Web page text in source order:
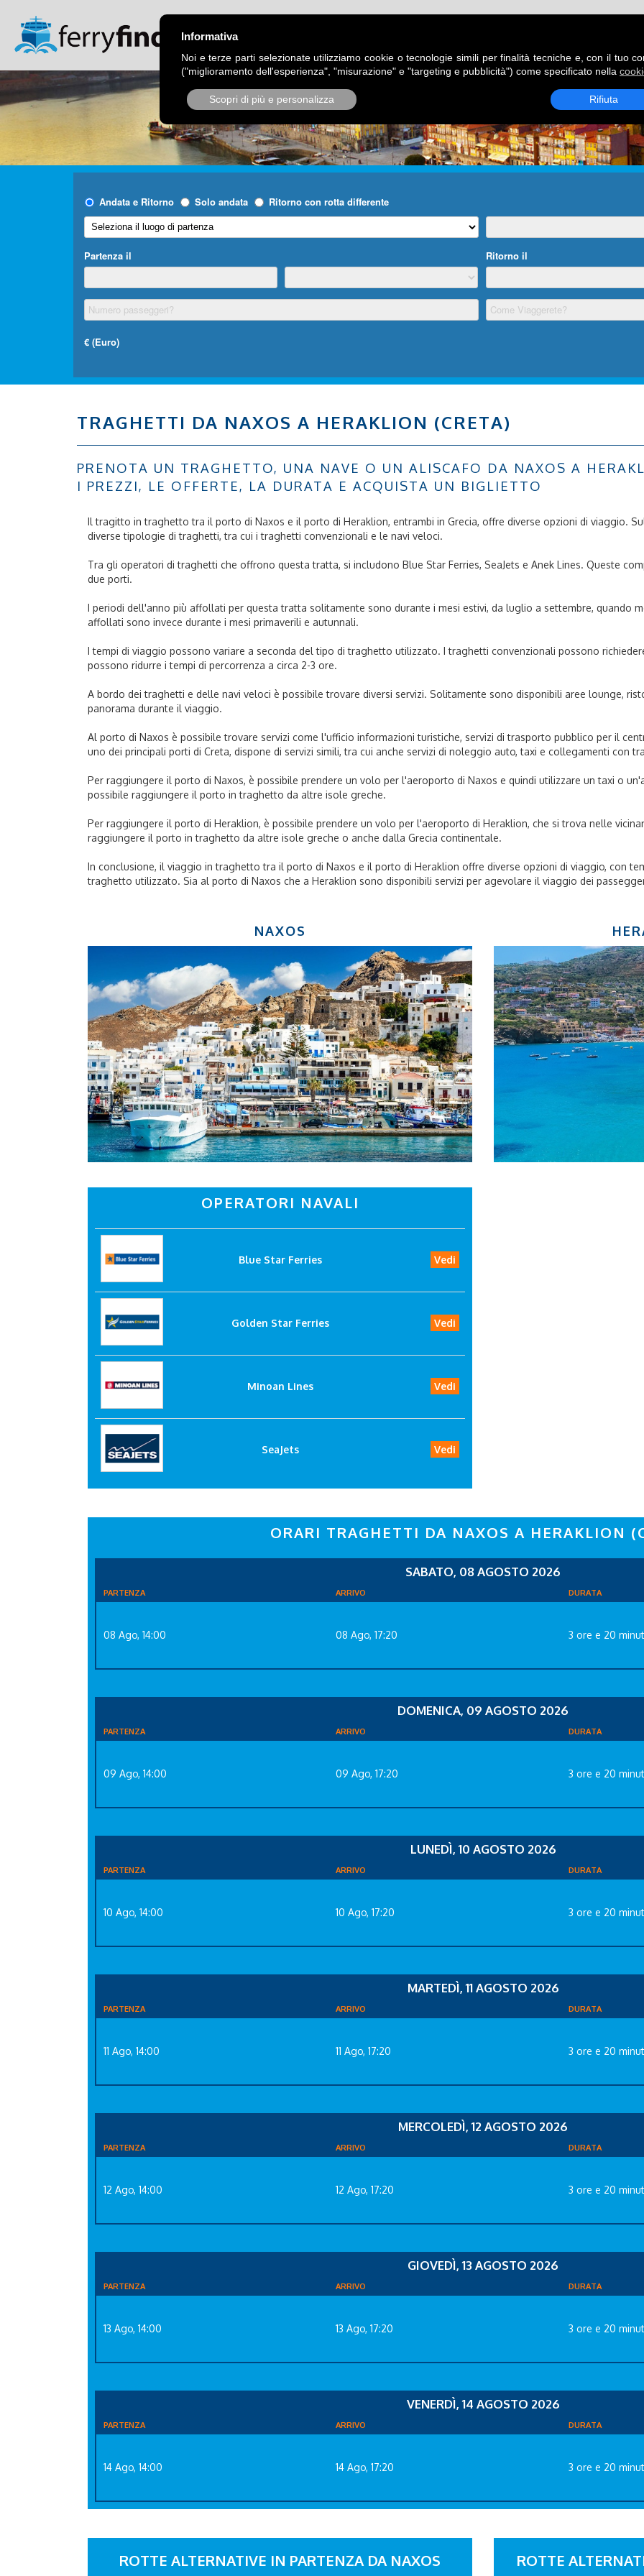
CHI SIAMO
TRAGHETTI DA NAXOS A HERAKLION (CRETA)
PRENOTA UN TRAGHETTO, UNA NAVE O UN ALISCAFO DA NAXOS A
I PREZZI, LE OFFERTE, LA DURATA E ACQUISTA UN BIGLIETTO
Il tragitto in traghetto tra il porto di Naxos e il porto di Heraklion, entrambi in Grecia, offre diverse opzioni di viaggio.
diverse tipologie di traghetti, tra cui i traghetti convenzionali e le navi veloci.
Tra gli operatori di traghetti che offrono questa tratta, si includono Blue Star Ferries, SeaJets e Anek Lines. Queste
due porti.
I periodi dell'anno più affollati per questa tratta solitamente sono durante i mesi estivi, da luglio a settembre, quando
affollati sono invece durante i mesi primaverili e autunnali.
I tempi di viaggio possono variare a seconda del tipo di traghetto utilizzato. I traghetti convenzionali possono
possono ridurre i tempi di percorrenza a circa 2-3 ore.
A bordo dei traghetti e delle navi veloci è possibile trovare diversi servizi. Solitamente sono disponibili aree lounge,
panorama durante il viaggio.
Al porto di Naxos è possibile trovare servizi come l'ufficio informazioni turistiche, servizi di trasporto pubblico per il
uno dei principali porti di Creta, dispone di servizi simili, tra cui anche servizi di noleggio auto, taxi e collegamenti con
Per raggiungere il porto di Naxos, è possibile prendere un volo per l'aeroporto di Naxos e quindi utilizzare un taxi o
possibile raggiungere il porto in traghetto da altre isole greche.
Per raggiungere il porto di Heraklion, è possibile prendere un volo per l'aeroporto di Heraklion, che si trova nelle
raggiungere il porto in traghetto da altre isole greche o anche dalla Grecia continentale.
In conclusione, il viaggio in traghetto tra il porto di Naxos e il porto di Heraklion offre diverse opzioni di viaggio, con
traghetto utilizzato. Sia al porto di Naxos che a Heraklion sono disponibili servizi per agevolare il viaggio dei
NAXOS
OPERATORI NAVALI
Blue Star Ferries Vedi
Golden Star Ferries Vedi
Minoan Lines Vedi
SeaJets Vedi
ORARI TRAGHETTI DA NAXOS A HERAKLION
SABATO, 08 AGOSTO 2026
PARTENZA ARRIVO DURATA
08 Ago, 14:00 08 Ago, 17:20 3 ore e 20
DOMENICA, 09 AGOSTO 2026
PARTENZA ARRIVO DURATA
09 Ago, 14:00 09 Ago, 17:20 3 ore e 20
LUNEDÌ, 10 AGOSTO 2026
PARTENZA ARRIVO DURATA
10 Ago, 14:00 10 Ago, 17:20 3 ore e 20
MARTEDÌ, 11 AGOSTO 2026
PARTENZA ARRIVO DURATA
11 Ago, 14:00 11 Ago, 17:20 3 ore e 20
MERCOLEDÌ, 12 AGOSTO 2026
PARTENZA ARRIVO DURATA
12 Ago, 14:00 12 Ago, 17:20 3 ore e 20
GIOVEDÌ, 13 AGOSTO 2026
PARTENZA ARRIVO DURATA
13 Ago, 14:00 13 Ago, 17:20 3 ore e 20
VENERDÌ, 14 AGOSTO 2026
PARTENZA ARRIVO DURATA
14 Ago, 14:00 14 Ago, 17:20 3 ore e 20
ROTTE ALTERNATIVE IN PARTENZA DA NAXOS
ROTTE
Informativa
Noi e terze parti selezionate utilizziamo cookie o tecnologie simili per finalità tecniche e, con il tuo
("miglioramento dell'esperienza", "misurazione" e "targeting e pubblicità") come specificato nella
Rifiuta
Scopri di più e personalizza